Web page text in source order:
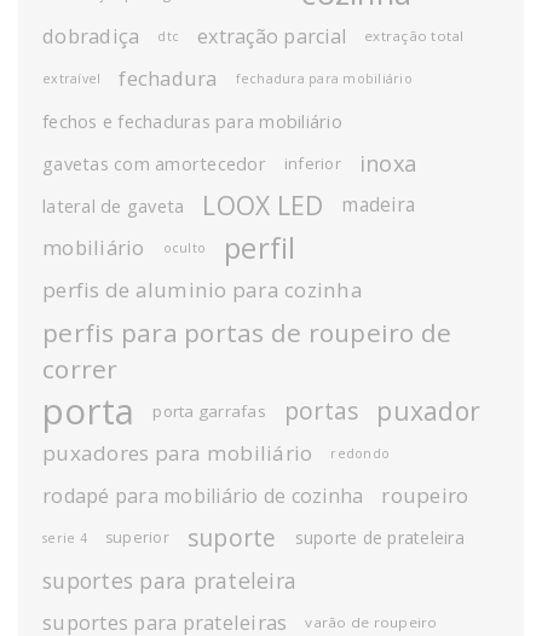
dobradiça dtc extração parcial extração total
extraível fechadura fechadura para mobiliário
fechos e fechaduras para mobiliário
gavetas com amortecedor
inferior inoxa
lateral de gaveta LOOX LED madeira
mobiliário oculto perfil
perfis de aluminio para cozinha
perfis para portas de roupeiro de
correr
porta porta garrafas portas puxador
puxadores para mobiliário redondo
rodapé para mobiliário de cozinha roupeiro
serie 4 superior suporte suporte de prateleira
suportes para prateleira
suportes para prateleiras varão de roupeiro